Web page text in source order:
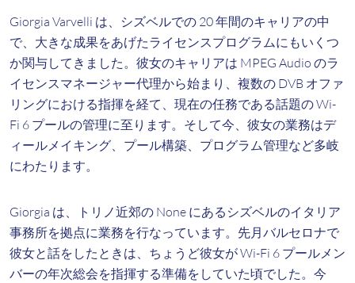
Giorgia Varvelli は、シズベルでの 20 年間のキャリアの中
で、大きな成果をあげたライセンスプログラムにもいくつ
か関与してきました。彼女のキャリアは MPEG Audio のラ
イセンスマネージャー代理から始まり、複数の DVB オファ
リングにおける指揮を経て、現在の任務である話題の Wi-
Fi 6 プールの管理に至ります。そして今、彼女の業務はデ
ィールメイキング、プール構築、プログラム管理など多岐
にわたります。
Giorgia は、トリノ近郊の None にあるシズベルのイタリア
事務所を拠点に業務を行なっています。先月バルセロナで
彼女と話をしたときは、ちょうど彼女が Wi-Fi 6 プールメン
バーの年次総会を指揮する準備をしていた頃でした。今